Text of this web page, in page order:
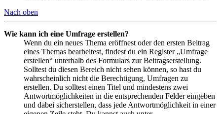
Nach oben
Wie kann ich eine Umfrage erstellen?
Wenn du ein neues Thema eröffnest oder den ersten Beitrag
eines Themas bearbeitest, findest du ein Register „Umfrage
erstellen“ unterhalb des Formulars zur Beitragserstellung.
Solltest du diesen Bereich nicht sehen können, so hast du
wahrscheinlich nicht die Berechtigung, Umfragen zu
erstellen. Du solltest einen Titel und mindestens zwei
Antwortmöglichkeiten in die entsprechenden Felder eingeben
und dabei sicherstellen, dass jede Antwortmöglichkeit in einer